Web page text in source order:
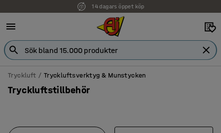
14 dagars öppet köp
Tryckluft Tryckluftsverktyg & Munstycken
Tryckluftstillbehör